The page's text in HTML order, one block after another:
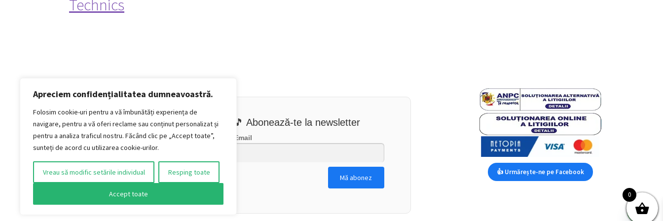
Apreciem confidențialitatea dumneavoastră.
Folosim cookie-uri pentru a vă îmbunătăți experiența de
navigare, pentru a vă oferi reclame sau conținut personalizat și
pentru a analiza traficul nostru. Făcând clic pe „Accept toate”,
sunteți de acord cu utilizarea cookie-urilor.
Vreau să modific setările individual Resping toate
Accept toate
Technics
Politică de confidențialitate
Termeni si conditii
Politica de cookies
Politica de livrare și retur
Politica de plată
Formular Retur
AUDIO VINTAGE S.R.L.
🎵 Abonează-te la newsletter
Email
👍 Urmărește-ne pe Facebook
0